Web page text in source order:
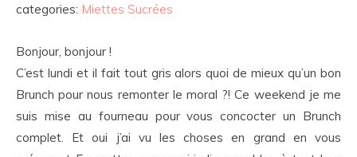
categories: Miettes Sucrées
Bonjour, bonjour !
C’est lundi et il fait tout gris alors quoi de mieux qu’un bon
Brunch pour nous remonter le moral ?! Ce weekend je me
suis mise au fourneau pour vous concocter un Brunch
complet. Et oui j’ai vu les choses en grand en vous